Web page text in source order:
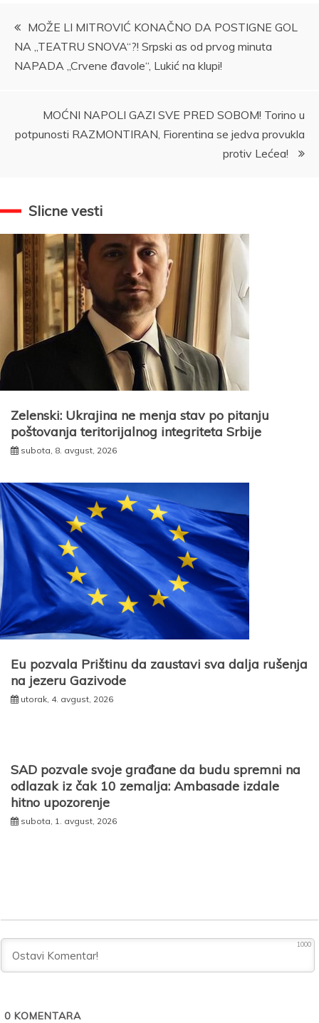
Kretanje
članka
MOŽE LI MITROVIĆ KONAČNO DA POSTIGNE GOL
NA „TEATRU SNOVA“?! Srpski as od prvog minuta
NAPADA „Crvene đavole“, Lukić na klupi!
MOĆNI NAPOLI GAZI SVE PRED SOBOM! Torino u
potpunosti RAZMONTIRAN, Fiorentina se jedva provukla
protiv Lećea!
Slicne vesti
Zelenski: Ukrajina ne menja stav po pitanju
poštovanja teritorijalnog integriteta Srbije
subota, 8. avgust, 2026
Eu pozvala Prištinu da zaustavi sva dalja rušenja
na jezeru Gazivode
utorak, 4. avgust, 2026
SAD pozvale svoje građane da budu spremni na
odlazak iz čak 10 zemalja: Ambasade izdale
hitno upozorenje
subota, 1. avgust, 2026
1000
0 KOMENTARA